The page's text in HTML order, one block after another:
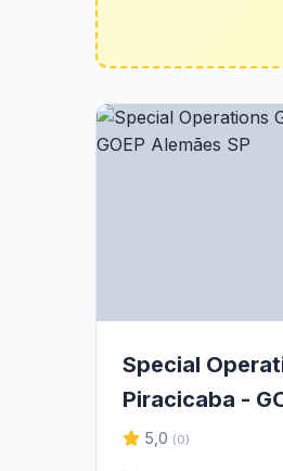
Special
Piracicaba -
5,0 (0)